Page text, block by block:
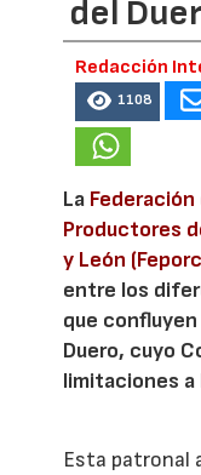
del
Redacción
1108
La
Productores
y León
entre los
que
Duero, cuyo
limitaciones a
Esta patronal